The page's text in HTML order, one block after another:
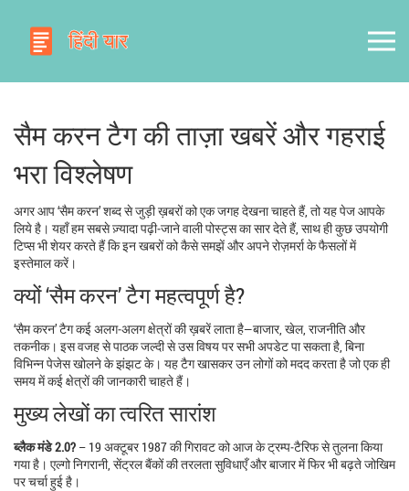
सैम करन टैग की ताज़ा खबरें और गहराई
भरा विश्लेषण
अगर आप ‘सैम करन’ शब्द से जुड़ी ख़बरों को एक जगह देखना चाहते हैं, तो यह पेज आपके
लिये है। यहाँ हम सबसे ज़्यादा पढ़ी‑जाने वाली पोस्ट्स का सार देते हैं, साथ ही कुछ उपयोगी
टिप्स भी शेयर करते हैं कि इन खबरों को कैसे समझें और अपने रोज़मर्रा के फैसलों में
इस्तेमाल करें।
क्यों ‘सैम करन’ टैग महत्वपूर्ण है?
‘सैम करन’ टैग कई अलग‑अलग क्षेत्रों की ख़बरें लाता है—बाजार, खेल, राजनीति और
तकनीक। इस वजह से पाठक जल्दी से उस विषय पर सभी अपडेट पा सकता है, बिना
विभिन्न पेजेस खोलने के झंझट के। यह टैग खासकर उन लोगों को मदद करता है जो एक ही
समय में कई क्षेत्रों की जानकारी चाहते हैं।
मुख्य लेखों का त्वरित सारांश
ब्लैक मंडे 2.0? – 19 अक्टूबर 1987 की गिरावट को आज के ट्रम्प‑टैरिफ से तुलना किया
गया है। एल्गो निगरानी, सेंट्रल बैंकों की तरलता सुविधाएँ और बाजार में फिर भी बढ़ते जोखिम
पर चर्चा हुई है।